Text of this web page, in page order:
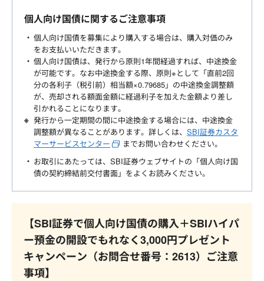
個人向け国債に関するご注意事項
個人向け国債を募集により購入する場合は、購入対価のみ
をお支払いいただきます。
個人向け国債は、発行から原則1年間経過すれば、中途換金
が可能です。なお中途換金する際、原則※として「直前2回
分の各利子（税引前）相当額×0.79685」の中途換金調整額
が、売却される額面金額に経過利子を加えた金額より差し
引かれることになります。
発行から一定期間の間に中途換金する場合には、中途換金
調整額が異なることがあります。詳しくは、 SBI証券カスタ
マーサービスセンター
までお問い合わせください。
お取引にあたっては、SBI証券ウェブサイトの「個人向け国
債の契約締結前交付書面」をよくお読みください。
【SBI証券で個人向け国債の購入＋SBIハイパ
ー預金の開設でもれなく3,000円プレゼント
キャンペーン（お問合せ番号：2613）ご注意
事項】